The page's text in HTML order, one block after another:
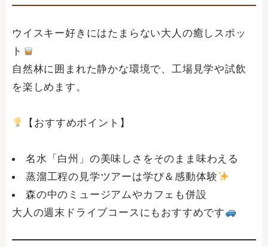
ウイスキー好きにはたまらない大人の癒しスポッ
ト
自然林に囲まれた静かな環境で、工場見学や試飲
を楽しめます。
【おすすめポイント】
名水「白州」の美味しさをそのまま味わえる
蒸溜工程の見学ツアーは学び＆感動体験
森の中のミュージアムやカフェも併設
大人の週末ドライブコースにもおすすめです